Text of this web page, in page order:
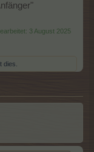
3 August 2025
dies.